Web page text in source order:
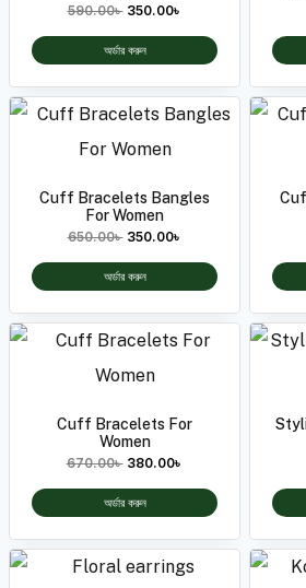
590.00৳ 350.00৳
অর্ডার করুন
Cuff Bracelets Bangles
For Women
650.00৳ 350.00৳
অর্ডার করুন
Cuff Bracelets For
Women
670.00৳ 380.00৳
অর্ডার করুন